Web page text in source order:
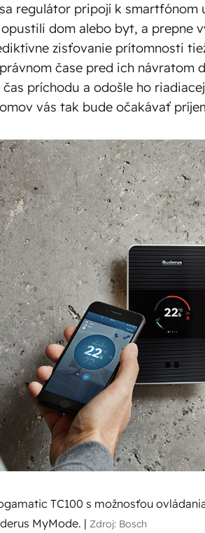
regulátor pripojí k smartfónom
dom alebo byt, a prepne
zisťovanie prítomnosti
čase pred ich návratom
príchodu a odošle ho
vás tak bude očakávať
TC100 s možnosťou
MyMode. | Zdroj: Bosch